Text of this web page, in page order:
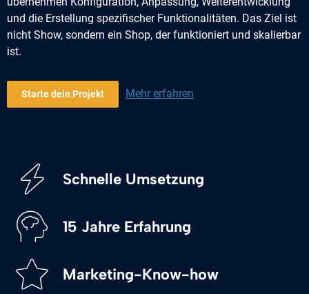
und die Erstellung spezifischer Funktionalitäten. Das Ziel ist
nicht Show, sondern ein Shop, der funktioniert und skalierbar
ist.
Starte dein Projekt Mehr erfahren
Schnelle Umsetzung
15 Jahre Erfahrung
Marketing-Know-how